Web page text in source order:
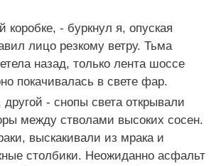
коробке, - буркнул я, опуская
лицо резкому ветру. Тьма
назад, только лента шоссе
покачивалась в свете фар.
- снопы света открывали
между стволами высоких сосен.
выскакивали из мрака и
столбики. Неожиданно асфальт